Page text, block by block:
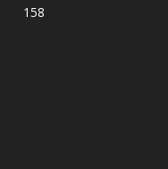
158